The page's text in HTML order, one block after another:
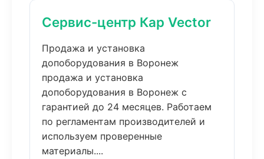
Сервис-центр Кар Vector
Продажа и установка
допоборудования в Воронеж
продажа и установка
допоборудования в Воронеж с
гарантией до 24 месяцев. Работаем
по регламентам производителей и
используем проверенные
материалы....